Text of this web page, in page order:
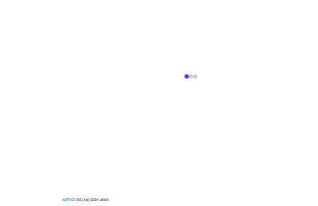
MATRIZ+55 (48) 3331-3000